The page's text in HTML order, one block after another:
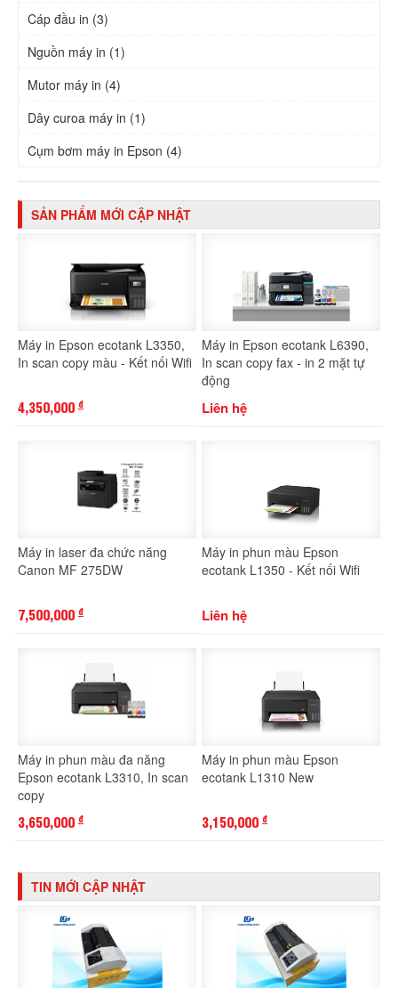
Cáp đầu in (3)
Nguồn máy in (1)
Mutor máy in (4)
Dây curoa máy in (1)
Cụm bơm máy in Epson (4)
SẢN PHẨM MỚI CẬP NHẬT
Máy in Epson ecotank L3350,
In scan copy màu - Kết nối Wifi
4,350,000 đ
Máy in Epson ecotank L6390,
In scan copy fax - in 2 mặt tự
động
Liên hệ
Máy in laser đa chức năng
Canon MF 275DW
7,500,000 đ
Máy in phun màu Epson
ecotank L1350 - Kết nối Wifi
Liên hệ
Máy in phun màu đa năng
Epson ecotank L3310, In scan
copy
3,650,000 đ
Máy in phun màu Epson
ecotank L1310 New
3,150,000 đ
TIN MỚI CẬP NHẬT